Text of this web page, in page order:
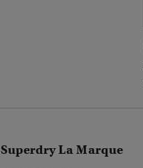
Superdry La Marque